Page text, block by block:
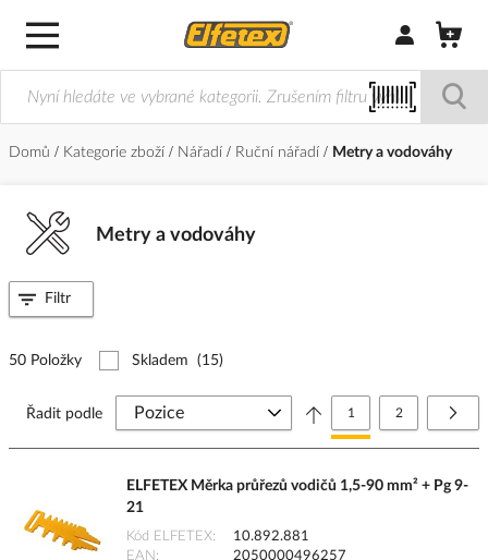
Přihlásit/
Domů Kategorie zboží Nářadí Ruční nářadí Metry a vodováhy
Metry a vodováhy
50 Položky Skladem (15)
Stránka
Právě si prohlížíte
1 Stránka
2
Řadit podle
ELFETEX Měrka průřezů vodičů 1,5-90 mm² + Pg 9-
21
Kód ELFETEX
10.892.881
EAN
2050000496257
Filtr